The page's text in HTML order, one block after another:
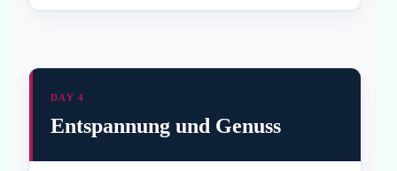
DAY 4
Entspannung und Genuss